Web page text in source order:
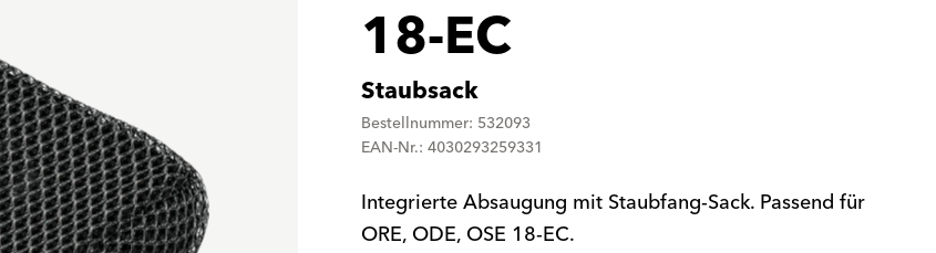
18-EC
Staubsack
Bestellnummer: 532093
EAN-Nr.: 4030293259331
Integrierte Absaugung mit Staubfang-Sack. Passend für
ORE, ODE, OSE 18-EC.